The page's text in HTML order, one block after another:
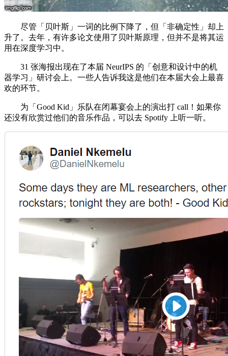
尽管「贝叶斯」一词的比例下降了，但「非确定性」却上
升了。去年，有许多论文使用了贝叶斯原理，但并不是将其运
用在深度学习中。
31 张海报出现在了本届 NeurIPS 的「创意和设计中的机
器学习」研讨会上。一些人告诉我这是他们在本届大会上最喜
欢的环节。
为「Good Kid」乐队在闭幕宴会上的演出打 call！如果你
还没有欣赏过他们的音乐作品，可以去 Spotify 上听一听。